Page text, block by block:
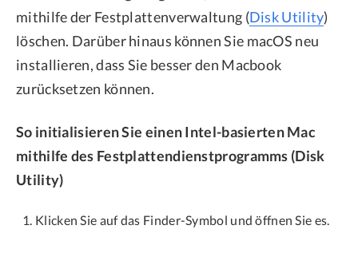
mithilfe der Festplattenverwaltung (Disk Utility)
löschen. Darüber hinaus können Sie macOS neu
installieren, dass Sie besser den Macbook
zurücksetzen können.
So initialisieren Sie einen Intel-basierten Mac
mithilfe des Festplattendienstprogramms (Disk
Utility)
Klicken Sie auf das Finder-Symbol und öffnen Sie es.